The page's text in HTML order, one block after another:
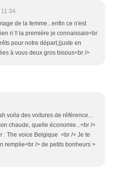
de la femme...enfin ce n'est
ri !! la première je connaissais<br
pour notre départ,(juste en
à vous deux gros bisous<br />
voila des voitures de référence...
chaude, quelle économie...<br />
: The voice Belgique <br /> Je te
remplie<br /> de petits bonheurs >